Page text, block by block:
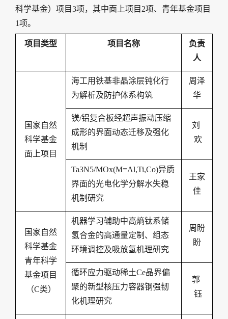
科学基金）项目3项，其中面上项目 2项、 青年基金项目
1项。
项目类型 项目名称
负责
人
国家自然
科学基金
面上项目
海工用铁基非晶涂层钝化行
为解析及防护体系构筑
周泽
华
镁/铝复合板经超声振动压缩
成形的界面动态迁移及强化
机制
刘
欢
Ta3N5/MOx(M=Al,Ti,Co)异质
界面的光电化学分解水失稳
机制研究
王家
佳
国家自然
科学基金
青年科学
基金项目
（C类）
机器学习辅助中高熵钛系储
氢合金的高通量定制、组态
环境调控及吸放氢机理研究
周盼
盼
循环应力驱动稀土Ce晶界偏
聚的新型核压力容器钢强韧
化机理研究
郭
钰